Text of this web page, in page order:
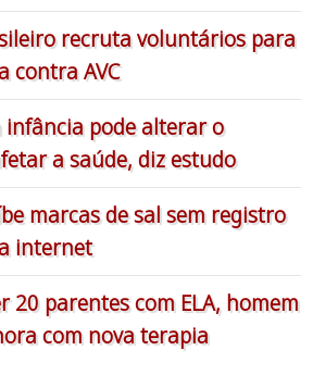
recruta voluntários para
contra AVC
infância pode alterar o
a saúde, diz estudo
marcas de sal sem registro
internet
20 parentes com ELA, homem
com nova terapia